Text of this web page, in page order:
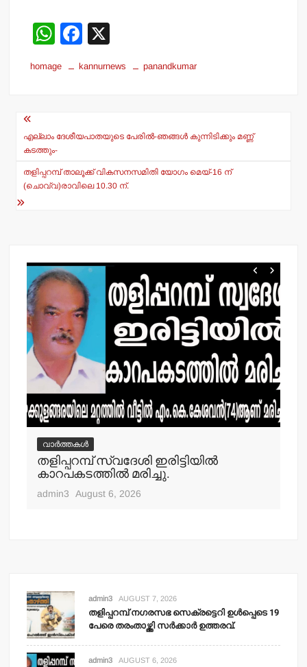
W
at
p
p
F
c
o
o
k
homage kannurnews panandkumar
Post
navigation
എല്ലാം ദേശീയപാതയുടെ പേരില്‍-ഞങ്ങള്‍ കുന്നിടിക്കും മണ്ണ്
കടത്തും-
തളിപ്പറമ്പ് താലൂക്ക് വികസനസമിതി യോഗം മെയ്-16 ന്
(ചൊവ്വ)രാവിലെ 10.30 ന്.
വാർത്തകൾ
തളിപ്പറമ്പ് സ്വദേശി ഇരിട്ടിയില്‍
കാറപകടത്തില്‍ മരിച്ചു.
admin3 August 6, 2026
admin3 AUGUST 7, 2026
തളിപ്പറമ്പ് നഗരസഭ സെക്രട്ടെറി ഉള്‍പ്പെടെ 19
പേരെ തരംതാഴ്ത്തി സര്‍ക്കാര്‍ ഉത്തരവ്.
admin3 AUGUST 6, 2026